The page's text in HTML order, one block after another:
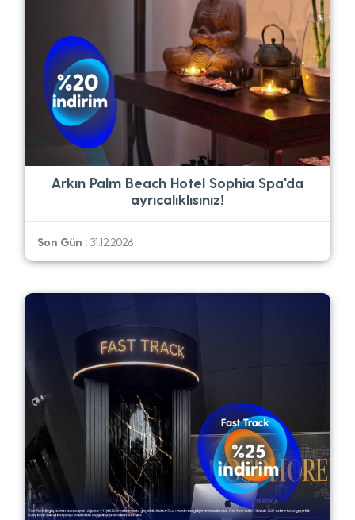
Arkın Palm Beach Hotel Sophia Spa'da
ayrıcalıklısınız!
Son Gün : 31.12.2026